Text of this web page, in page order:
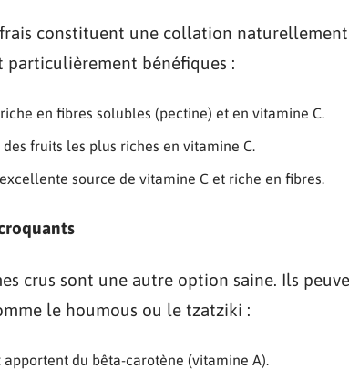
constituent une collation naturellement
particulièrement bénéfiques :
en fibres solubles (pectine) et en vitamine C.
des fruits les plus riches en vitamine C.
source de vitamine C et riche en fibres.
crus sont une autre option saine. Ils
le houmous ou le tzatziki :
apportent du bêta-carotène (vitamine A).